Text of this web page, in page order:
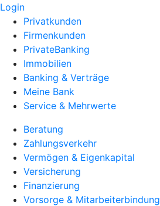
Login
Privatkunden
Firmenkunden
PrivateBanking
Immobilien
Banking & Verträge
Meine Bank
Service & Mehrwerte
Beratung
Zahlungsverkehr
Vermögen & Eigenkapital
Versicherung
Finanzierung
Vorsorge & Mitarbeiterbindung